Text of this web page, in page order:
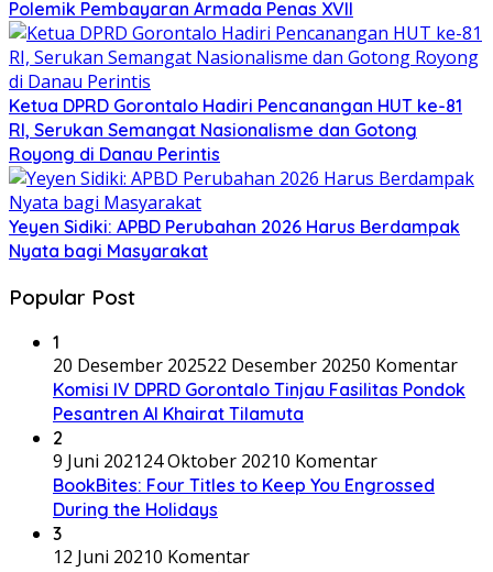
Polemik Pembayaran Armada Penas XVII
Ketua DPRD Gorontalo Hadiri Pencanangan HUT ke-81
RI, Serukan Semangat Nasionalisme dan Gotong
Royong di Danau Perintis
Yeyen Sidiki: APBD Perubahan 2026 Harus Berdampak
Nyata bagi Masyarakat
Popular Post
1
20 Desember 202522 Desember 20250 Komentar
Komisi IV DPRD Gorontalo Tinjau Fasilitas Pondok
Pesantren Al Khairat Tilamuta
2
9 Juni 202124 Oktober 20210 Komentar
BookBites: Four Titles to Keep You Engrossed
During the Holidays
3
12 Juni 20210 Komentar